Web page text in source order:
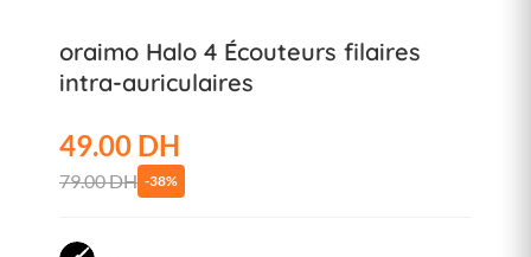
oraimo Halo 4 Écouteurs filaires
intra-auriculaires
49.00 DH
79.00 DH -38%